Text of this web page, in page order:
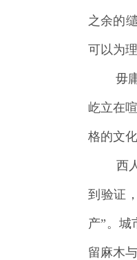
之余的
可以为
毋庸讳
屹立在
格的文
西人用
到验证
产”。城
留麻木与